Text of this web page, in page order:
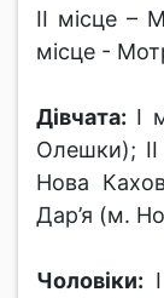
ІІ місце –
місце -
Дівчата: І
Олешки);
Нова
Дар’я (м.
Чоловіки: